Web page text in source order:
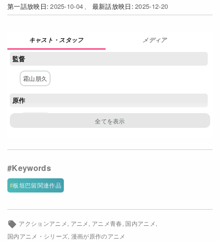
Watchlist
第一話放映日 2025-10-04 最新話放映日 2025-12-20
メディア
監督
霜山朋久
原作
キャラクター原案・デザイン
主な出演者
板垣巴留関連作品
アクションアニメ アニメ アニメ青春 国内アニメ
国内アニメ・シリーズ 漫画が原作のアニメ